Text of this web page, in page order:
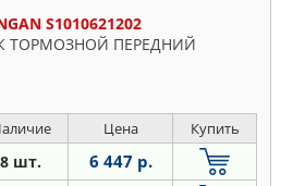
S1010621202
ТОРМОЗНОЙ ПЕРЕДНИЙ
Цена Купить
8 шт. 6 447 р.